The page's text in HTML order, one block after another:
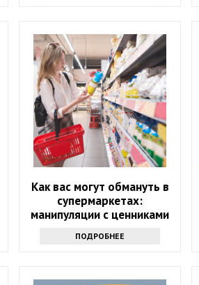
Как вас могут обмануть в
супермаркетах:
манипуляции с ценниками
ПОДРОБНЕЕ